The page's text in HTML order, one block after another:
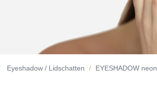
Eyeshadow / Lidschatten EYESHADOW neon